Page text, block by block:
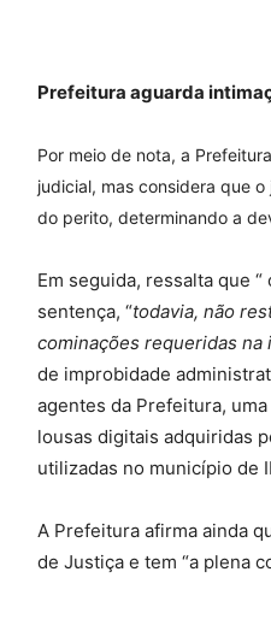
Prefeitura aguarda
Por meio de nota, a
judicial, mas considera que
do perito, determinando a
Em seguida, ressalta que
sentença, “todavia, não
cominações requeridas na
de improbidade
agentes da Prefeitura,
lousas digitais adquiridas
utilizadas no município de
A Prefeitura afirma ainda
de Justiça e tem “a plena